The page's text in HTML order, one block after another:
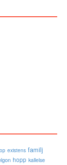
existens familj
hopp kallelse